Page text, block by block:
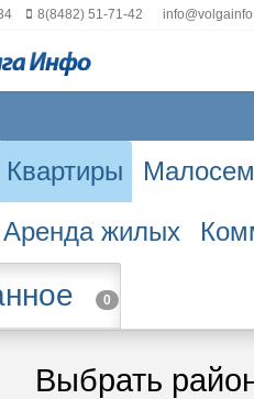
8(8482) 51-71-42
Квартиры
Аренда жилых
0
Выбрать